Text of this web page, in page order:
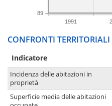
1991
89
CONFRONTI
Indicatore
Incidenza delle abitazioni in
proprietà
Superficie media delle abitazioni